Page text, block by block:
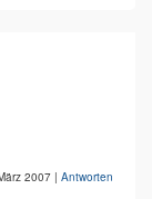
2007 | Antworten